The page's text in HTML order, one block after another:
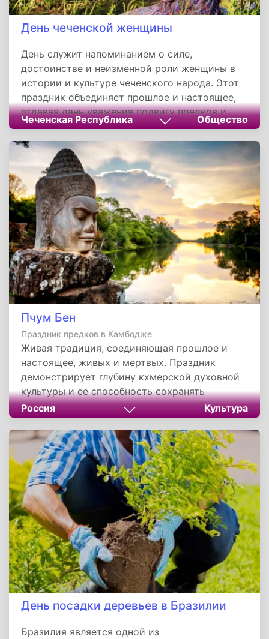
День чеченской женщины
День служит напоминанием о силе,
достоинстве и неизменной роли женщины в
истории и культуре чеченского народа. Этот
праздник объединяет прошлое и настоящее,
отдавая дань уважения подвигу предков и
вдохновляя новые поколения на сохранение
традиций. Он отражает глубокую связь между
исторической памятью и современными
ценностями, подчеркивая, что чеченская
женщина остается основой семьи и
общества.
Чеченская Республика Общество
Пчум Бен
Праздник предков в Камбодже
Живая традиция, соединяющая прошлое и
настоящее, живых и мертвых. Праздник
демонстрирует глубину кхмерской духовной
культуры и ее способность сохранять
идентичность в современном мире. Через
ритуалы поминовения камбоджийцы
утверждают непрерывность поколений и
важность семейных связей. Для внешнего
наблюдателя это уникальный пример того, как
традиционная культура может обогатить
современное понимание смерти, памяти и
человеческих отношений.
Россия Культура
День посадки деревьев в Бразилии
Бразилия является одной из